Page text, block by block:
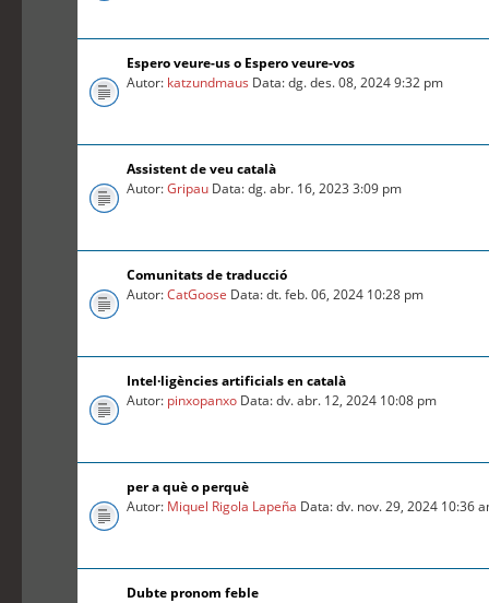
Espero veure-us o Espero veure-vos
Autor: katzundmaus Data: dg. des. 08, 2024 9:32 pm
Assistent de veu català
Autor:Gripau Data: dg. abr. 16, 2023 3:09 pm
Comunitats de traducció
Autor:CatGoose Data: dt. feb. 06, 2024 10:28 pm
Intel·ligències artificials en català
Autor: pinxopanxo Data: dv. abr. 12, 2024 10:08 pm
per a què o perquè
Autor: Miquel Rigola Lapeña Data: dv. nov. 29, 2024 10:36
Dubte pronom feble